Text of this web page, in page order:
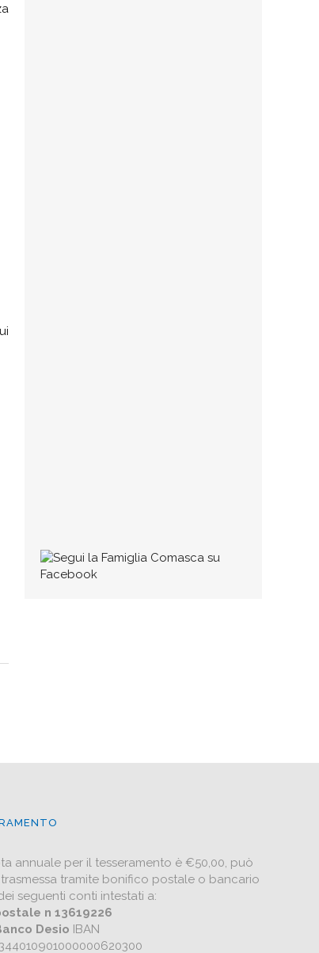
annuale per il tesseramento è €50,00, può
trasmessa tramite bonifico postale o bancario
seguenti conti intestati a:
n 13619226
Desio IBAN